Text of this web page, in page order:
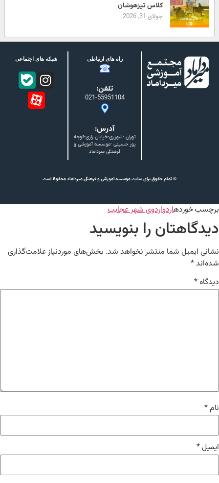
کلاس تیزهوشان
جولای 31, 2026
راه های ارتباطی
تلفن:
021-55951104
آدرس:
تهران -شهرری-خیابان رازی-کوچه
پور حسینی -موسسه آموزشی و
فرهنگی میرداماد
شبکه های اجتماعی
© تمام حقوق برای سایت موسسه آموزشی و فرهنگی میرداماد محفوظ است
برچسب خوردهاردواردوی شهر عجایب
دیدگاهتان را بنویسید
نشانی ایمیل شما منتشر نخواهد شد. بخش‌های موردنیاز علامت‌گذاری
شده‌اند*
دیدگاه*
نام*
ایمیل*